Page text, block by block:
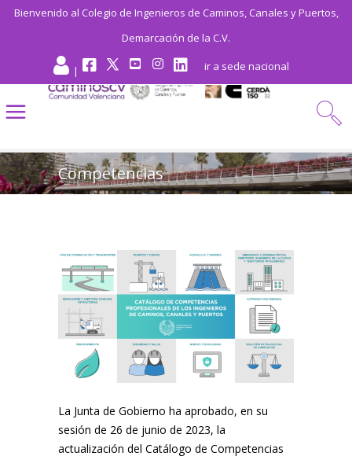
Bienvenido al Colegio de Ingenieros de Caminos, Canales y Puertos,
Demarcación de la C.V.
| ir a sede nacional
Competencias
La Junta de Gobierno ha aprobado, en su
sesión de 26 de junio de 2023, la
actualización del Catálogo de Competencias